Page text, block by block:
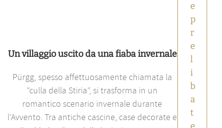
Un villaggio uscito da una fiaba invernale
Pürgg, spesso affettuosamente chiamata la
“culla della Stiria”, si trasforma in un
romantico scenario invernale durante
l’Avvento. Tra antiche cascine, case decorate e
e
p
r
e
l
i
b
a
t